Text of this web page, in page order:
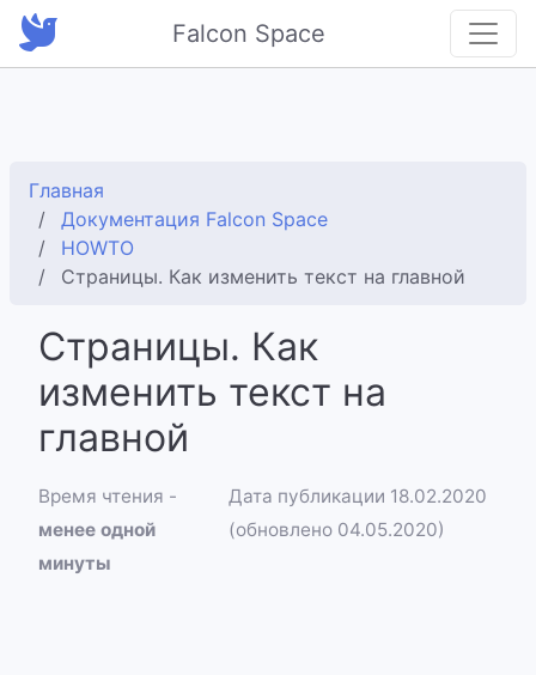
Falcon Space
Главная
Документация Falcon Space
HOWTO
Страницы. Как изменить текст на главной
Страницы. Как
изменить текст на
главной
Время чтения -
менее одной
минуты
Дата публикации 18.02.2020
(обновлено 04.05.2020)